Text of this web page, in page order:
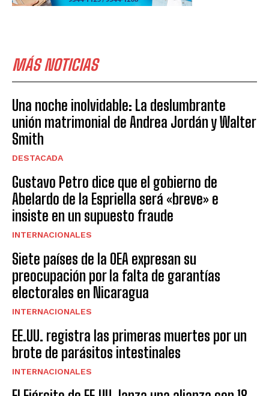
MÁS NOTICIAS
Una noche inolvidable: La deslumbrante
unión matrimonial de Andrea Jordán y Walter
Smith
DESTACADA
Gustavo Petro dice que el gobierno de
Abelardo de la Espriella será «breve» e
insiste en un supuesto fraude
INTERNACIONALES
Siete países de la OEA expresan su
preocupación por la falta de garantías
electorales en Nicaragua
INTERNACIONALES
EE.UU. registra las primeras muertes por un
brote de parásitos intestinales
INTERNACIONALES